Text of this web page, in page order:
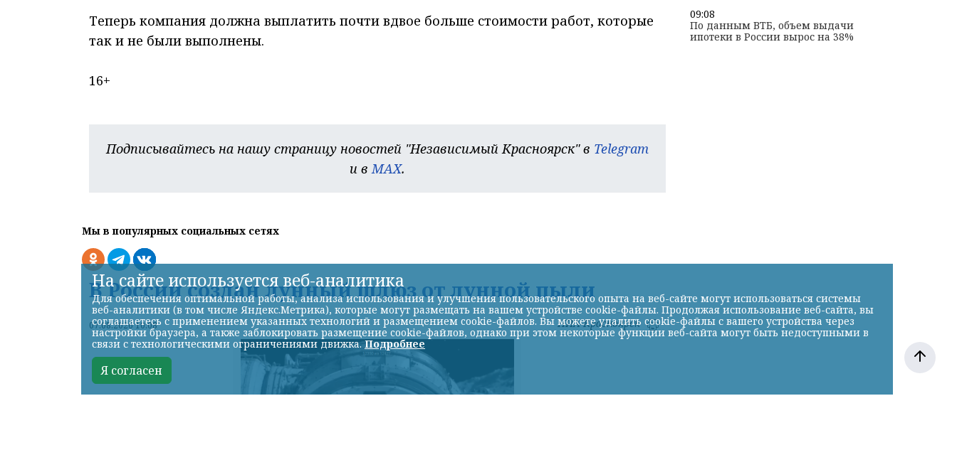
Теперь компания должна выплатить почти вдвое больше стоимости работ, которые
так и не были выполнены.
16+
Подписывайтесь на нашу страницу новостей "Независимый Красноярск" в Telegram
и вMAX.
Мы в популярных социальных сетях
В России создан лунный шлюз от лунной пыли
07.08.2026 10:08 НИА-Красноярск
09:08
По данным ВТБ, объем выдачи
ипотеки в России вырос на 38%
На сайте используется веб-аналитика
Для обеспечения оптимальной работы, анализа использования и улучшения пользовательского опыта на веб-сайте могут использоваться системы
веб-аналитики (в том числе Яндекс.Метрика), которые могут размещать на вашем устройстве cookie-файлы. Продолжая использование веб-сайта, вы
соглашаетесь с применением указанных технологий и размещением cookie-файлов. Вы можете удалить cookie-файлы с вашего устройства через
настройки браузера, а также заблокировать размещение cookie-файлов, однако при этом некоторые функции веб-сайта могут быть недоступными в
связи с технологическими ограничениями движка.Подробнее
Я согласен